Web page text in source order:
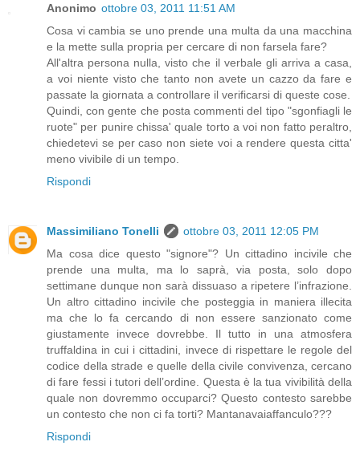
Anonimo ottobre 03, 2011 11:51 AM
Cosa vi cambia se uno prende una multa da una macchina
e la mette sulla propria per cercare di non farsela fare?
All'altra persona nulla, visto che il verbale gli arriva a casa,
a voi niente visto che tanto non avete un cazzo da fare e
passate la giornata a controllare il verificarsi di queste cose.
Quindi, con gente che posta commenti del tipo "sgonfiagli le
ruote" per punire chissa' quale torto a voi non fatto peraltro,
chiedetevi se per caso non siete voi a rendere questa citta'
meno vivibile di un tempo.
Rispondi
Massimiliano Tonelli
ottobre 03, 2011 12:05 PM
Ma cosa dice questo "signore"? Un cittadino incivile che
prende una multa, ma lo saprà, via posta, solo dopo
settimane dunque non sarà dissuaso a ripetere l’infrazione.
Un altro cittadino incivile che posteggia in maniera illecita
ma che lo fa cercando di non essere sanzionato come
giustamente invece dovrebbe. Il tutto in una atmosfera
truffaldina in cui i cittadini, invece di rispettare le regole del
codice della strade e quelle della civile convivenza, cercano
di fare fessi i tutori dell’ordine. Questa è la tua vivibilità della
quale non dovremmo occuparci? Questo contesto sarebbe
un contesto che non ci fa torti? Mantanavaiaffanculo???
Rispondi